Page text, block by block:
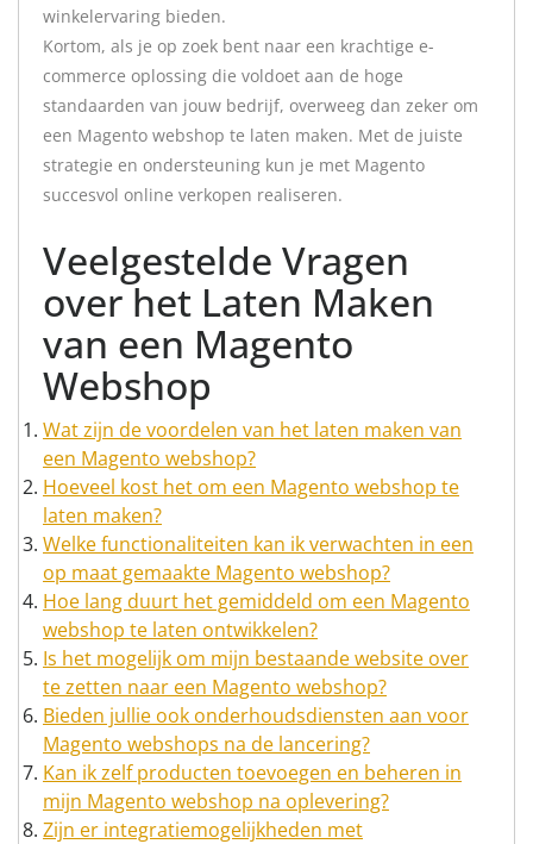
winkelervaring bieden.
Kortom, als je op zoek bent naar een krachtige e-
commerce oplossing die voldoet aan de hoge
standaarden van jouw bedrijf, overweeg dan zeker om
een Magento webshop te laten maken. Met de juiste
strategie en ondersteuning kun je met Magento
succesvol online verkopen realiseren.
Veelgestelde Vragen
over het Laten Maken
van een Magento
Webshop
Wat zijn de voordelen van het laten maken van
een Magento webshop?
Hoeveel kost het om een Magento webshop te
laten maken?
Welke functionaliteiten kan ik verwachten in een
op maat gemaakte Magento webshop?
Hoe lang duurt het gemiddeld om een Magento
webshop te laten ontwikkelen?
Is het mogelijk om mijn bestaande website over
te zetten naar een Magento webshop?
Bieden jullie ook onderhoudsdiensten aan voor
Magento webshops na de lancering?
Kan ik zelf producten toevoegen en beheren in
mijn Magento webshop na oplevering?
Zijn er integratiemogelijkheden met